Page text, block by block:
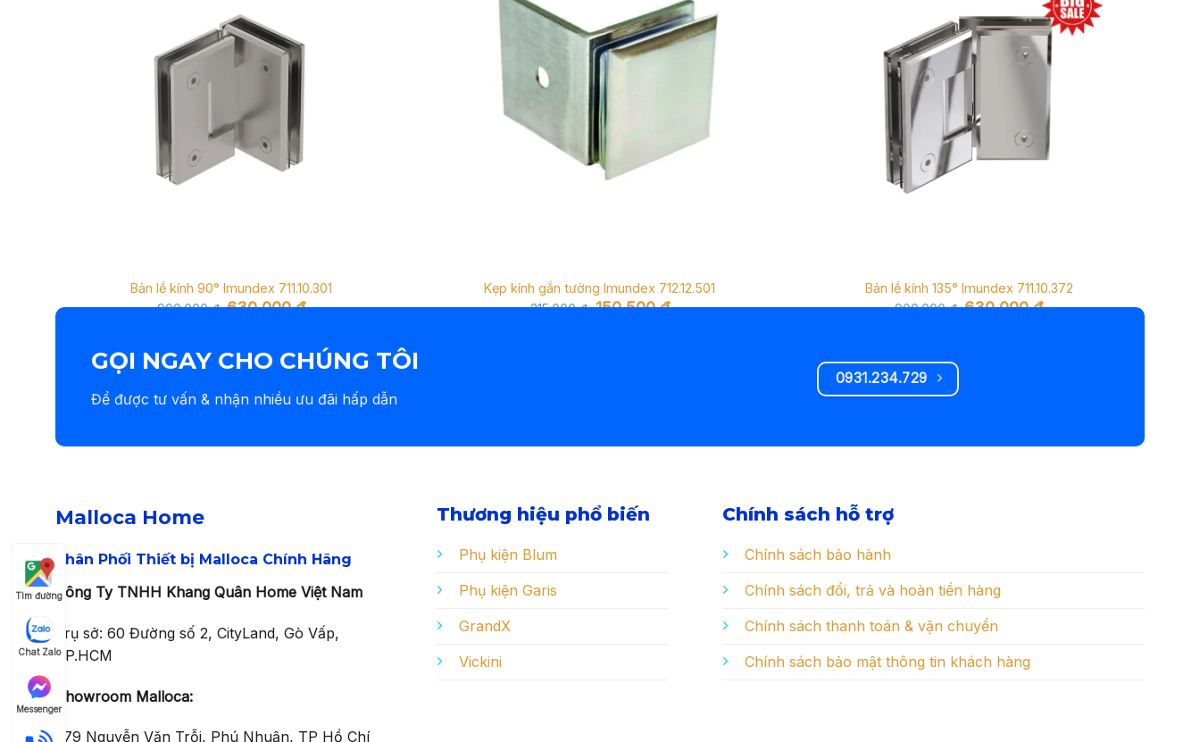
Bản lề kính 90° Imundex 711.10.301
900.000₫ Giá
630.000₫Giá
630.000 ₫.
Kẹp kính gắn tường Imundex 712.12.501
215.000₫ Giá
150.500₫Giá
Bản lề kính 135° Imundex 711.10.372
900.000₫ Giá
630.000₫Giá
GỌI NGAY CHO CHÚNG TÔI
Để được tư vấn & nhận nhiều ưu đãi hấp dẫn
0931.234.729
Malloca Home
Phân Phối Thiết bị Malloca Chính Hãng
Công Ty TNHH Khang Quân Home Việt Nam
Trụ sở: 60 Đường số 2, CityLand, Gò Vấp,
TP.HCM
Showroom Malloca:
279 Nguyễn Văn Trỗi, Phú Nhuận, TP Hồ Chí
Thương hiệu phổ biến
Phụ kiện Blum
Phụ kiện Garis
GrandX
Vickini
Chính sách hỗ trợ
Chính sách bảo hành
Chính sách đổi, trả và hoàn tiền hàng
Chính sách thanh toán & vận chuyển
Chính sách bảo mật thông tin khách hàng
Tìm đường
Chat Zalo
Messenger